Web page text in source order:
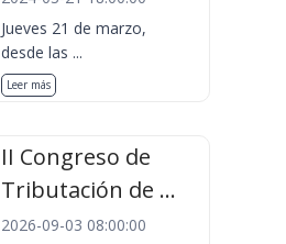
Jueves 21 de marzo,
desde las ...
Leer más
II Congreso de
Tributación de ...
2026-09-03 08:00:00